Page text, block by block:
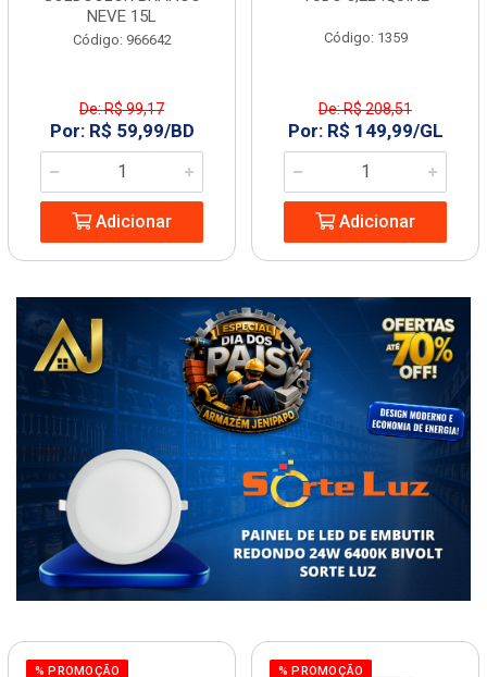
NEVE 15L
Código: 966642
De: R$ 99,17
Por: R$ 59,99/BD
Adicionar
Código: 1359
De: R$ 208,51
Por: R$ 149,99/GL
Adicionar
% PROMOÇÃO % PROMOÇÃO